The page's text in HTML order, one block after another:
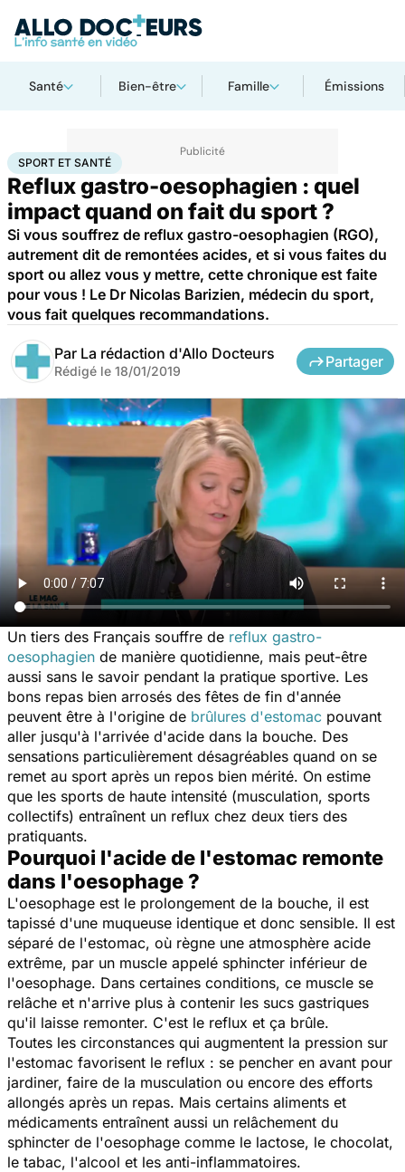
Santé Bien-être Famille Émissions
AccueilBien-êtreSport santé Sport et santé
SPORT ET SANTÉ
Reflux gastro-oesophagien : quel
impact quand on fait du sport ?
Si vous souffrez de reflux gastro-oesophagien (RGO),
autrement dit de remontées acides, et si vous faites du
sport ou allez vous y mettre, cette chronique est faite
pour vous ! Le Dr Nicolas Barizien, médecin du sport,
vous fait quelques recommandations.
Par La rédaction d'Allo Docteurs
Rédigé le 18/01/2019
Partager
Un tiers des Français souffre de reflux gastro-
oesophagien de manière quotidienne, mais peut-être
aussi sans le savoir pendant la pratique sportive. Les
bons repas bien arrosés des fêtes de fin d'année
peuvent être à l'origine de brûlures d'estomac pouvant
aller jusqu'à l'arrivée d'acide dans la bouche. Des
sensations particulièrement désagréables quand on se
remet au sport après un repos bien mérité. On estime
que les sports de haute intensité (musculation, sports
collectifs) entraînent un reflux chez deux tiers des
pratiquants.
Pourquoi l'acide de l'estomac remonte
dans l'oesophage ?
L'oesophage est le prolongement de la bouche, il est
tapissé d'une muqueuse identique et donc sensible. Il est
séparé de l'estomac, où règne une atmosphère acide
extrême, par un muscle appelé sphincter inférieur de
l'oesophage. Dans certaines conditions, ce muscle se
relâche et n'arrive plus à contenir les sucs gastriques
qu'il laisse remonter. C'est le reflux et ça brûle.
Toutes les circonstances qui augmentent la pression sur
l'estomac favorisent le reflux : se pencher en avant pour
jardiner, faire de la musculation ou encore des efforts
allongés après un repas. Mais certains aliments et
médicaments entraînent aussi un relâchement du
sphincter de l'oesophage comme le lactose, le chocolat,
le tabac, l'alcool et les anti-inflammatoires.